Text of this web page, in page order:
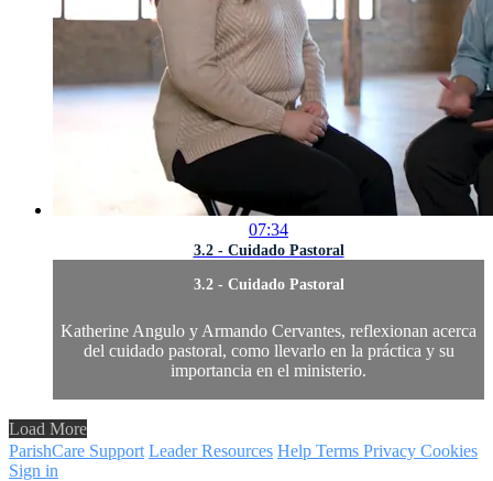
07:34
3.2 - Cuidado Pastoral
3.2 - Cuidado Pastoral
Katherine Angulo y Armando Cervantes, reflexionan acerca
del cuidado pastoral, como llevarlo en la práctica y su
importancia en el ministerio.
Load More
ParishCare Support Leader Resources Help Terms Privacy Cookies
Sign in